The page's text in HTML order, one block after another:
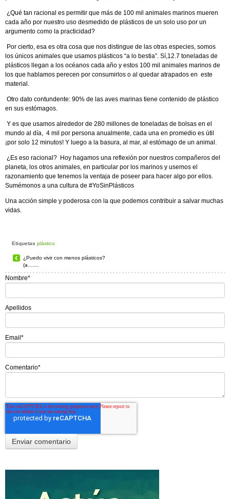
¿Qué tan racional es permitir que más de 100 mil animales marinos mueren
cada año por nuestro uso desmedido de plásticos de un solo uso por un
argumento como la practicidad?
Por cierto, esa es otra cosa que nos distingue de las otras especies, somos
los únicos animales que usamos plásticos “a lo bestia”. Sí,12.7 toneladas de
plásticos llegan a los océanos cada año y estos 100 mil animales marinos de
los que hablamos perecen por consumirlos o al quedar atrapados en este
material.
Otro dato contundente: 90% de las aves marinas tiene contenido de plástico
en sus estómagos.
Y es que usamos alrededor de 280 millones de toneladas de bolsas en el
mundo al día, 4 mil por persona anualmente, cada una en promedio es útil
¡por solo 12 minutos! Y luego a la basura, al mar, al estómago de un animal.
¿Es eso racional? Hoy hagamos una reflexión por nuestros compañeros del
planeta, los otros animales, en particular por los marinos y usemos el
razonamiento que tenemos la ventaja de poseer para hacer algo por ellos.
Sumémonos a una cultura de #YoSinPlásticos
Una acción simple y poderosa con la que podemos contribuir a salvar muchas
vidas.
Etiquetas plástico
¿Puedo vivir con menos plásticos?
(a…....
Nombre*
Apellidos
Email *
Comentario*